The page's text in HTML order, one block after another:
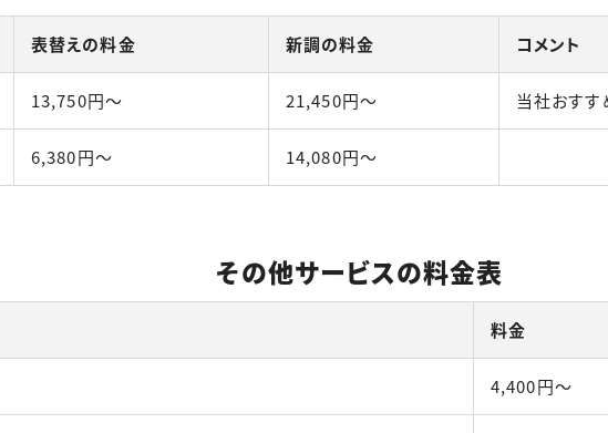
表替えの料金 新調の料金 コメント
13,750円〜 21,450円〜 当社おすす
6,380円〜 14,080円〜
その他サービスの料金表
料金
4,400円〜